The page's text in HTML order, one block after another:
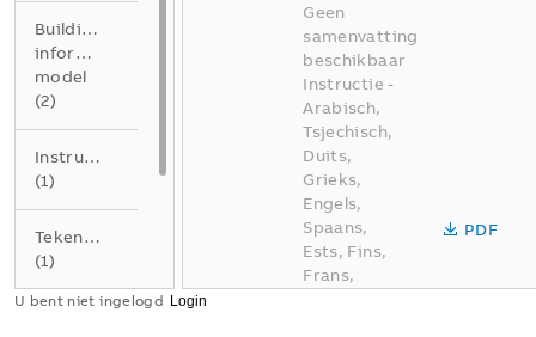
Building
information
model
(2)
Instructie
(1)
Tekening
(1)
Geen
samenvatting
beschikbaar
Instructie -
Arabisch,
Tsjechisch,
Duits,
Grieks,
Engels,
Spaans,
Ests, Fins,
Frans,
PDF
U bent niet ingelogd